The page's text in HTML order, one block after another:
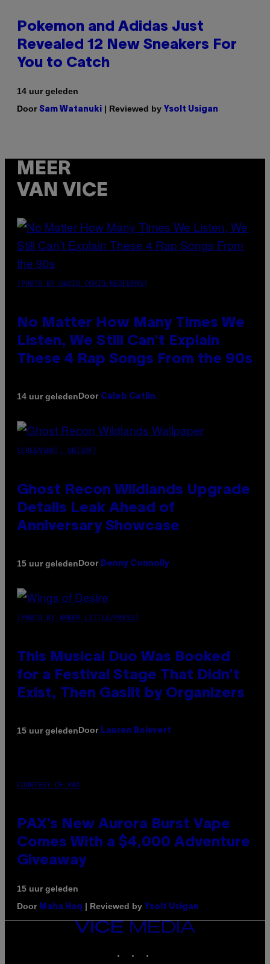
Pokemon and Adidas Just
Revealed 12 New Sneakers For
You to Catch
14 uur geleden
Door Sam Watanuki | Reviewed by Ysolt Usigan
MEER
VAN VICE
(PHOTO BY DAVID CORIO/REDFERNS)
No Matter How Many Times We
Listen, We Still Can’t Explain
These 4 Rap Songs From the 90s
14 uur geledenDoor Caleb Catlin
SCREENSHOT: UBISOFT
Ghost Recon Wildlands Upgrade
Details Leak Ahead of
Anniversary Showcase
15 uur geledenDoor Denny Connolly
(PHOTO BY AMBER LITTLE/PRESS)
This Musical Duo Was Booked
for a Festival Stage That Didn’t
Exist, Then Gaslit by Organizers
15 uur geledenDoor Lauren Boisvert
COURTESY OF PAX
PAX’s New Aurora Burst Vape
Comes With a $4,000 Adventure
Giveaway
15 uur geleden
Door Maha Haq | Reviewed by Ysolt Usigan
VICE